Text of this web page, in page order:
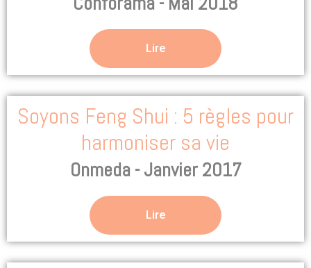
Lire
Soyons Feng Shui : 5 règles pour
harmoniser sa vie
Onmeda - Janvier 2017
Lire